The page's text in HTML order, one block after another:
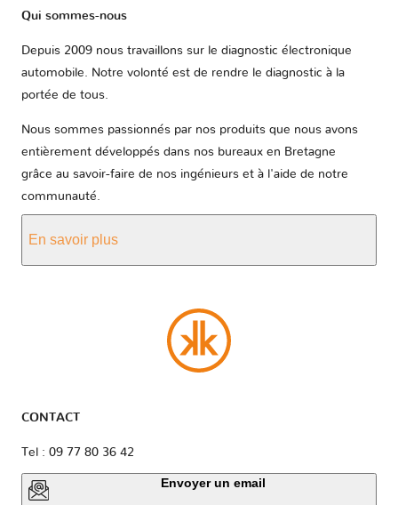
Qui sommes-nous
Depuis 2009 nous travaillons sur le diagnostic électronique
automobile. Notre volonté est de rendre le diagnostic à la
portée de tous.
Nous sommes passionnés par nos produits que nous avons
entièrement développés dans nos bureaux en Bretagne
grâce au savoir-faire de nos ingénieurs et à l'aide de notre
communauté.
En savoir plus
CONTACT
Tel : 09 77 80 36 42
Envoyer un email